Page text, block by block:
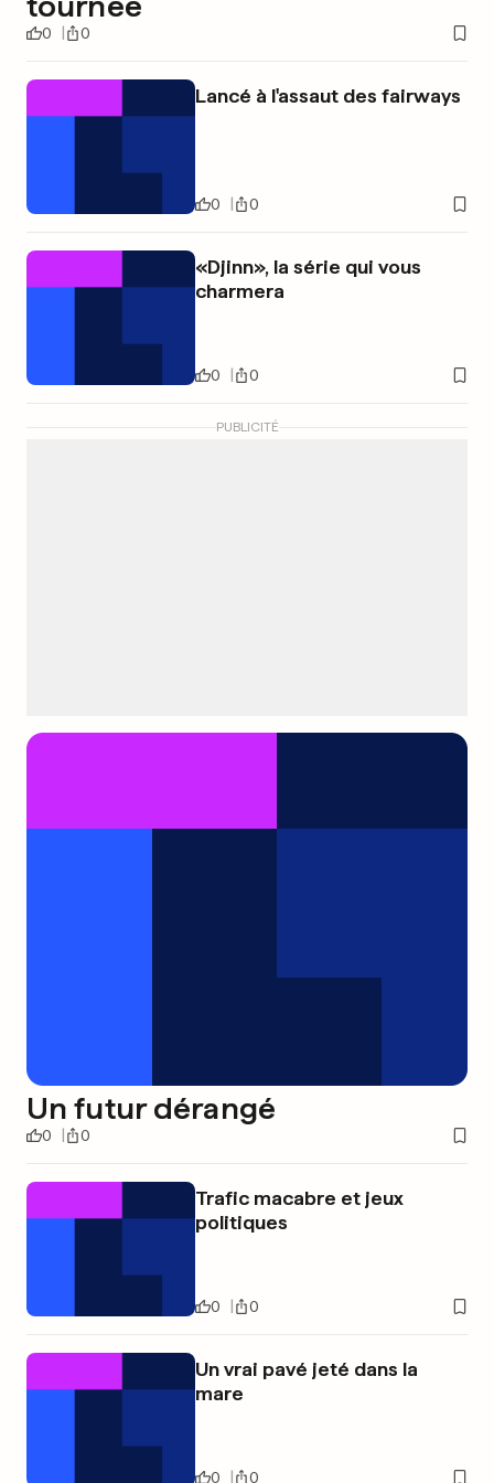
0 0
Lancé à l'assaut des fairways
0 0
«Djinn», la série qui vous
charmera
0 0
PUBLICITÉ
Un futur dérangé
0 0
Trafic macabre et jeux
politiques
0 0
Un vrai pavé jeté dans la
mare
0 0